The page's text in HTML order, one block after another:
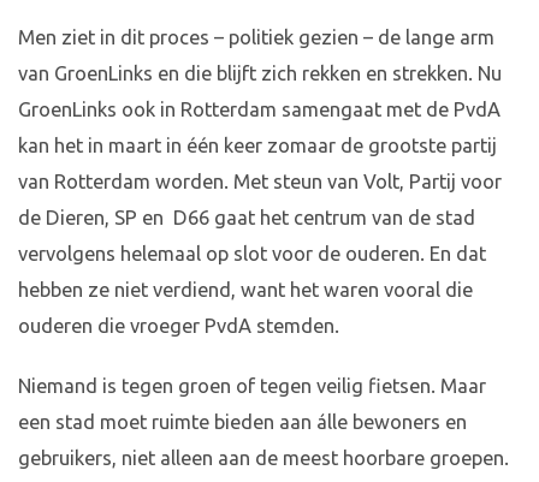
Men ziet in dit proces – politiek gezien – de lange arm
van GroenLinks en die blijft zich rekken en strekken. Nu
GroenLinks ook in Rotterdam samengaat met de PvdA
kan het in maart in één keer zomaar de grootste partij
van Rotterdam worden. Met steun van Volt, Partij voor
de Dieren, SP en D66 gaat het centrum van de stad
vervolgens helemaal op slot voor de ouderen. En dat
hebben ze niet verdiend, want het waren vooral die
ouderen die vroeger PvdA stemden.
Niemand is tegen groen of tegen veilig fietsen. Maar
een stad moet ruimte bieden aan álle bewoners en
gebruikers, niet alleen aan de meest hoorbare groepen.